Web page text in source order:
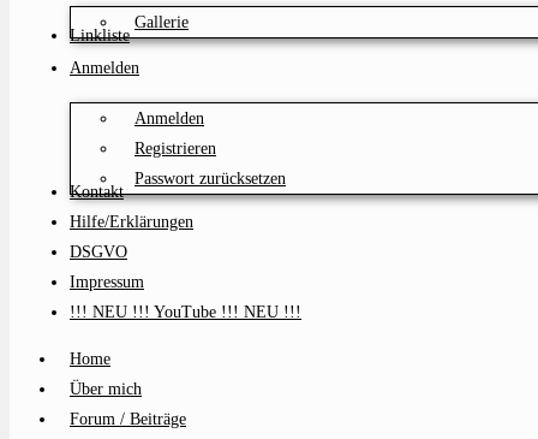
Gallerie
Linkliste
Anmelden
Anmelden
Registrieren
Passwort zurücksetzen
Kontakt
Hilfe/Erklärungen
DSGVO
Impressum
!!! NEU !!! YouTube !!! NEU !!!
Home
Über mich
Forum / Beiträge